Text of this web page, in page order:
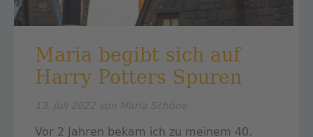
Maria begibt sich auf
Harry Potters Spuren
Vor 2 Jahren bekam ich zu meinem 40.